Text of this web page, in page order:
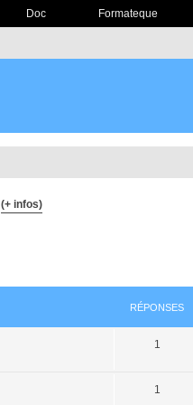
Doc Formateque
(+ infos)
RÉPONSES
1
1